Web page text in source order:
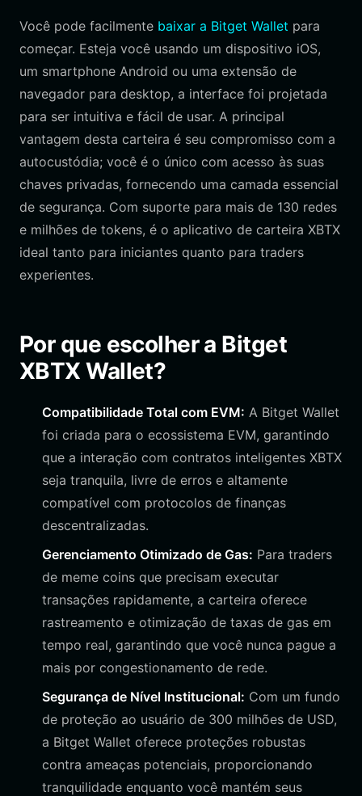
Você pode facilmente baixar a Bitget Wallet para
começar. Esteja você usando um dispositivo iOS,
um smartphone Android ou uma extensão de
navegador para desktop, a interface foi projetada
para ser intuitiva e fácil de usar. A principal
vantagem desta carteira é seu compromisso com a
autocustódia; você é o único com acesso às suas
chaves privadas, fornecendo uma camada essencial
de segurança. Com suporte para mais de 130 redes
e milhões de tokens, é o aplicativo de carteira XBTX
ideal tanto para iniciantes quanto para traders
experientes.
Por que escolher a Bitget
XBTX Wallet?
Compatibilidade Total com EVM: A Bitget Wallet
foi criada para o ecossistema EVM, garantindo
que a interação com contratos inteligentes XBTX
seja tranquila, livre de erros e altamente
compatível com protocolos de finanças
descentralizadas.
Gerenciamento Otimizado de Gas: Para traders
de meme coins que precisam executar
transações rapidamente, a carteira oferece
rastreamento e otimização de taxas de gas em
tempo real, garantindo que você nunca pague a
mais por congestionamento de rede.
Segurança de Nível Institucional: Com um fundo
de proteção ao usuário de 300 milhões de USD,
a Bitget Wallet oferece proteções robustas
contra ameaças potenciais, proporcionando
tranquilidade enquanto você mantém seus